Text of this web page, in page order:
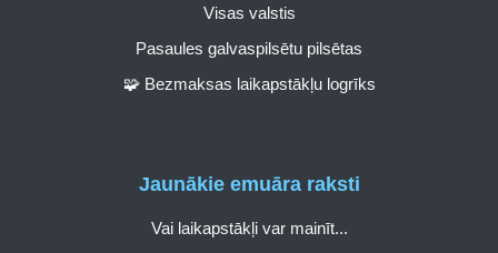
Visas valstis
Pasaules galvaspilsētu pilsētas
🧩 Bezmaksas laikapstākļu logrīks
Jaunākie emuāra raksti
Vai laikapstākļi var mainīt...